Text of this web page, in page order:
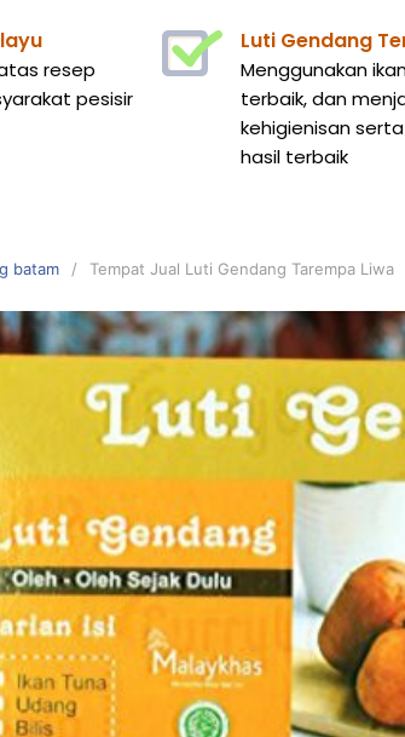
resep
pesisir
Luti Gendang
Menggunakan
terbaik, dan
kehigienisan
hasil terbaik
batam Tempat Jual Luti Gendang Tarempa Liwa